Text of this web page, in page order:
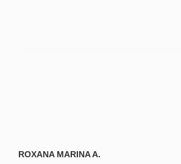
ROXANA MARINA A.